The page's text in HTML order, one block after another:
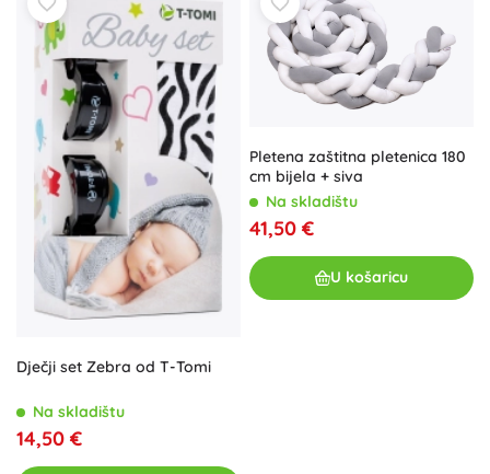
Dječji set Zebra od T-Tomi
Na skladištu
14,50 €
Pletena zaštitna pletenica 180
cm bijela + siva
Na skladištu
41,50 €
U košaricu